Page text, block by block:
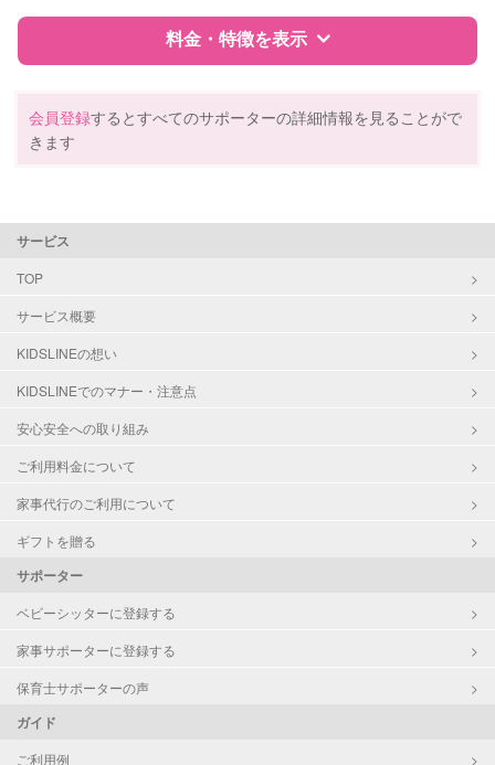
病児対応 病児、病後児、ともに不可
障がい児対応 対応可否は個別に相談
レッスン なし
定期予約 お引き受けしていません
お子様の撮影
（定期特典）
対応不可
料金・特徴を表示
資格
自治体届出済ベビーシッター
対応可能/特徴
病児対応
レッスン
定期予約
お子様の撮影
会員登録するとすべてのサポーターの詳細情報を見ることがで
きます
サービス
TOP
サービス概要
KIDSLINEの想い
KIDSLINEでのマナー・注意点
安心安全への取り組み
ご利用料金について
家事代行のご利用について
ギフトを贈る
サポーター
ベビーシッターに登録する
家事サポーターに登録する
保育士サポーターの声
ガイド
ご利用例